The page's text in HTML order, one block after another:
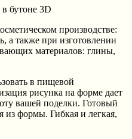
бутоне 3D
производстве:
а также при изготовлении
материалов: глины,
в пищевой
рисунка на форме дает
вашей поделки. Готовый
из формы. Гибкая и легкая,